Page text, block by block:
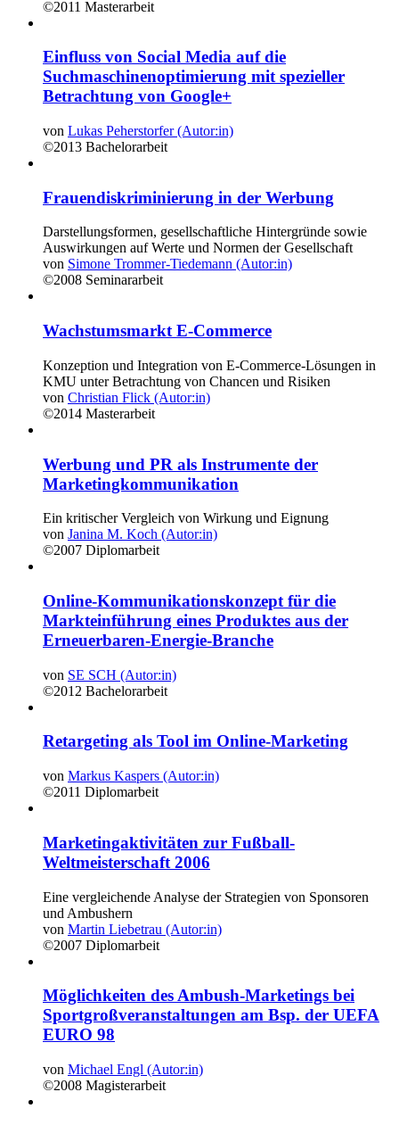
©2011 Masterarbeit
Einfluss von Social Media auf die
Suchmaschinenoptimierung mit spezieller
Betrachtung von Google+
von Lukas Peherstorfer (Autor:in)
©2013 Bachelorarbeit
Frauendiskriminierung in der Werbung
Darstellungsformen, gesellschaftliche Hintergründe sowie
Auswirkungen auf Werte und Normen der Gesellschaft
von Simone Trommer-Tiedemann (Autor:in)
©2008 Seminararbeit
Wachstumsmarkt E-Commerce
Konzeption und Integration von E-Commerce-Lösungen in
KMU unter Betrachtung von Chancen und Risiken
von Christian Flick (Autor:in)
©2014 Masterarbeit
Werbung und PR als Instrumente der
Marketingkommunikation
Ein kritischer Vergleich von Wirkung und Eignung
von Janina M. Koch (Autor:in)
©2007 Diplomarbeit
Online-Kommunikationskonzept für die
Markteinführung eines Produktes aus der
Erneuerbaren-Energie-Branche
von SE SCH (Autor:in)
©2012 Bachelorarbeit
Retargeting als Tool im Online-Marketing
von Markus Kaspers (Autor:in)
©2011 Diplomarbeit
Marketingaktivitäten zur Fußball-
Weltmeisterschaft 2006
Eine vergleichende Analyse der Strategien von Sponsoren
und Ambushern
von Martin Liebetrau (Autor:in)
©2007 Diplomarbeit
Möglichkeiten des Ambush-Marketings bei
Sportgroßveranstaltungen am Bsp. der UEFA
EURO 98
von Michael Engl (Autor:in)
©2008 Magisterarbeit